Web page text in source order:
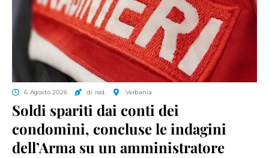
6 Agosto 2026 di red. Verbania
Soldi spariti dai conti dei
condomini, concluse le indagini
dell’Arma su un amministratore